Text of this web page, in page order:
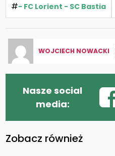
#- FC Lorient - SC Bastia
WOJCIECH NOWACKI
Nasze social
media:
Zobacz również